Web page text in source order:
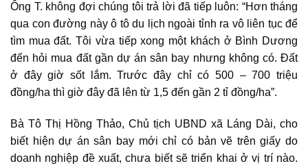
Ông T. không đợi chúng tôi trả lời đã tiếp luôn: “Hơn tháng
qua con đường này ô tô du lịch ngoài tỉnh ra vô liên tục để
tìm mua đất. Tôi vừa tiếp xong một khách ở Bình Dương
đến hỏi mua đất gần dự án sân bay nhưng không có. Đất
ở đây giờ sốt lắm. Trước đây chỉ có 500 – 700 triệu
đồng/ha thì giờ đây đã lên từ 1,5 đến gần 2 tỉ đồng/ha”.
Bà Tô Thị Hồng Thảo, Chủ tịch UBND xã Láng Dài, cho
biết hiện dự án sân bay mới chỉ có bản vẽ trên giấy do
doanh nghiệp đề xuất, chưa biết sẽ triển khai ở vị trí nào.